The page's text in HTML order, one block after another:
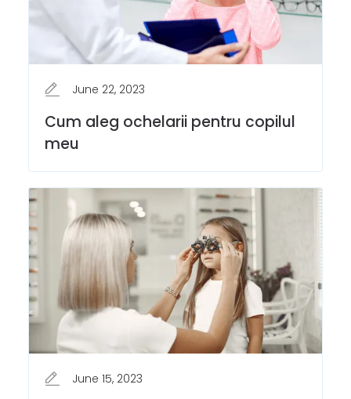
June 22, 2023
Cum aleg ochelarii pentru copilul
meu
June 15, 2023